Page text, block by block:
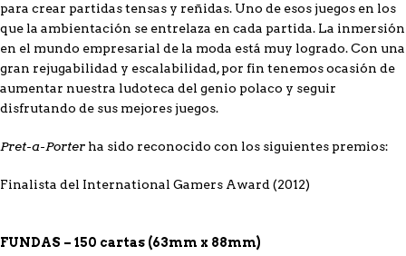
para crear partidas tensas y reñidas. Uno de esos juegos en los
que la ambientación se entrelaza en cada partida. La inmersión
en el mundo empresarial de la moda está muy logrado. Con una
gran rejugabilidad y escalabilidad, por fin tenemos ocasión de
aumentar nuestra ludoteca del genio polaco y seguir
disfrutando de sus mejores juegos.
Pret-a-Porter ha sido reconocido con los siguientes premios:
Finalista del International Gamers Award (2012)
FUNDAS – 150 cartas (63mm x 88mm)